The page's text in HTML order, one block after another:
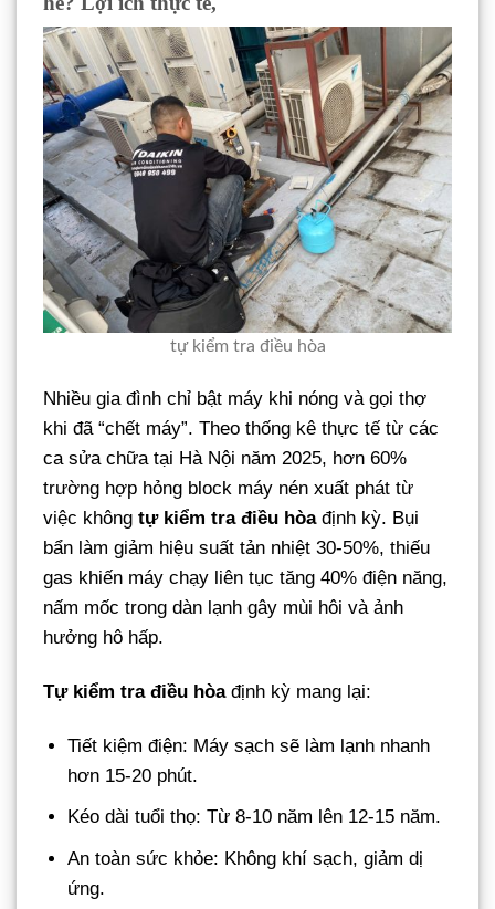
tự kiểm tra điều hòa
Nhiều gia đình chỉ bật máy khi nóng và gọi thợ
khi đã “chết máy”. Theo thống kê thực tế từ các
ca sửa chữa tại Hà Nội năm 2025, hơn 60%
trường hợp hỏng block máy nén xuất phát từ
việc không tự kiểm tra điều hòađịnh kỳ. Bụi
bẩn làm giảm hiệu suất tản nhiệt 30-50%, thiếu
gas khiến máy chạy liên tục tăng 40% điện năng,
nấm mốc trong dàn lạnh gây mùi hôi và ảnh
hưởng hô hấp.
Tự kiểm tra điều hòađịnh kỳ mang lại:
Tiết kiệm điện: Máy sạch sẽ làm lạnh nhanh
hơn 15-20 phút.
Kéo dài tuổi thọ: Từ 8-10 năm lên 12-15 năm.
An toàn sức khỏe: Không khí sạch, giảm dị
ứng.